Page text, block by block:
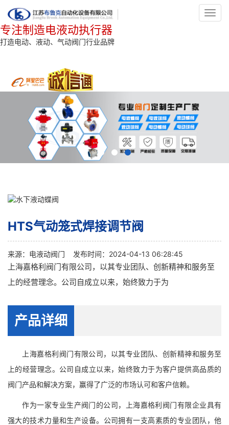
专注制造电液动执行器
打造电动、液动、气动阀门行业品牌
HTS气动笼式焊接调节阀
来源： 电液动阀门 发布时间：2024-04-13 06:28:45
上海嘉格利阀门有限公司，以其专业团队、创新精神和服务至
上的经营理念。公司自成立以来，始终致力于为
产品详细
上海嘉格利阀门有限公司，以其专业团队、创新精神和服务至
上的经营理念。公司自成立以来，始终致力于为客户提供高品质的
阀门产品和解决方案，赢得了广泛的市场认可和客户信赖。
作为一家专业生产阀门的公司，上海嘉格利阀门有限企业具有
强大的技术力量和生产设备。公司拥有一支高素质的专业团队，他